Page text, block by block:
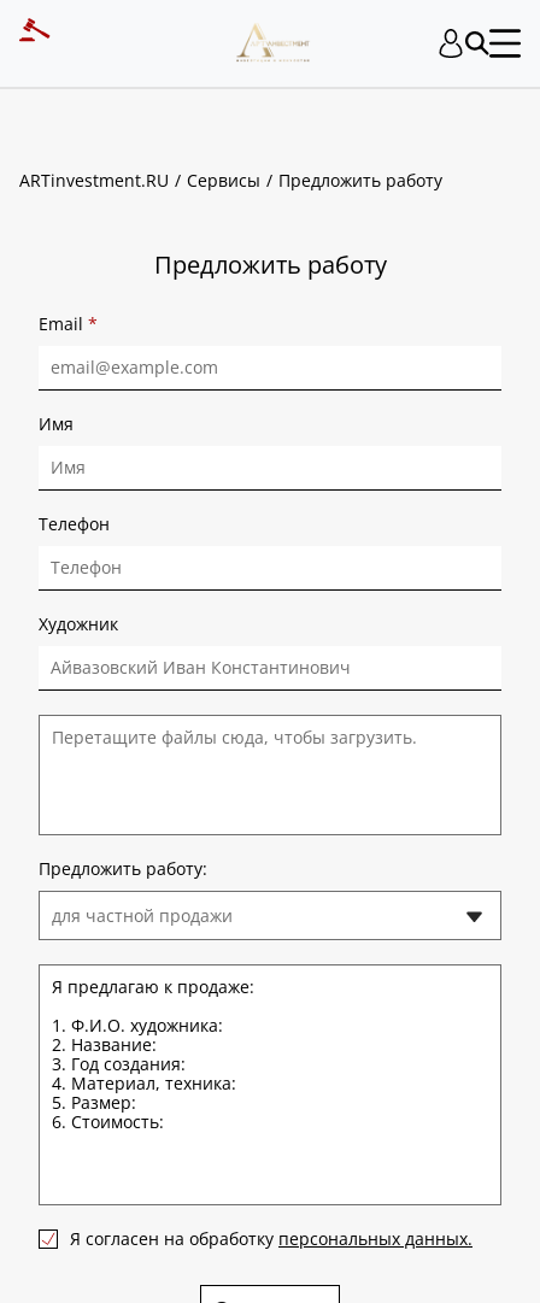
ARTinvestment.RU Сервисы Предложить работу
Предложить работу
Email *
Имя
Телефон
Художник
Перетащите файлы сюда, чтобы загрузить.
Предложить работу:
для частной продажи
Я согласен на обработку персональных данных.